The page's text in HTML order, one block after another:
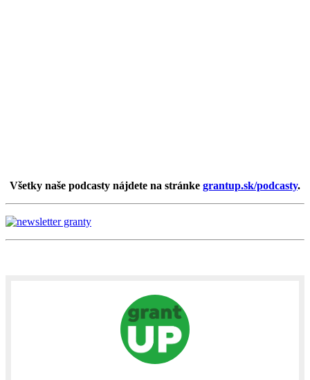
Všetky naše podcasty nájdete na stránke grantup.sk/podcasty.